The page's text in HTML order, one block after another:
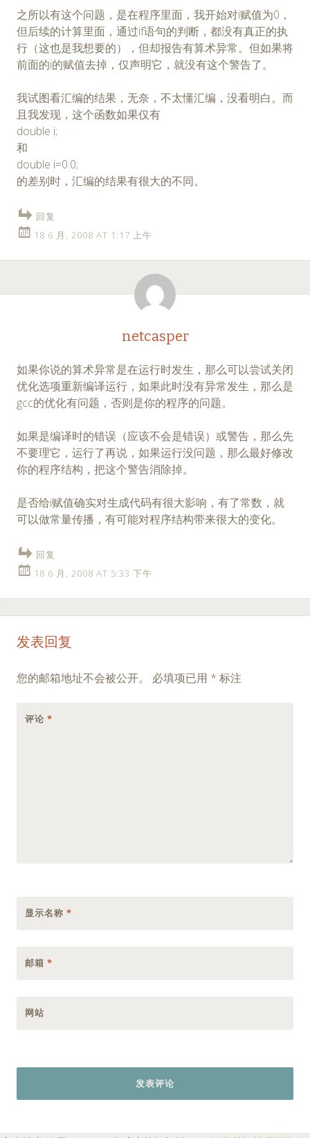
之所以有这个问题，是在程序里面，我开始对i赋值为0，
但后续的计算里面，通过if语句的判断，都没有真正的执
行（这也是我想要的），但却报告有算术异常。但如果将
前面的i的赋值去掉，仅声明它，就没有这个警告了。
我试图看汇编的结果，无奈，不太懂汇编，没看明白。而
且我发现，这个函数如果仅有
double i;
和
double i=0.0;
的差别时，汇编的结果有很大的不同。
回复
18 6 月, 2008 AT 1:17 上午
netcasper
如果你说的算术异常是在运行时发生，那么可以尝试关闭
优化选项重新编译运行，如果此时没有异常发生，那么是
gcc的优化有问题，否则是你的程序的问题。
如果是编译时的错误（应该不会是错误）或警告，那么先
不要理它，运行了再说，如果运行没问题，那么最好修改
你的程序结构，把这个警告消除掉。
是否给i赋值确实对生成代码有很大影响，有了常数，就
可以做常量传播，有可能对程序结构带来很大的变化。
回复
18 6 月, 2008 AT 5:33 下午
发表回复
您的邮箱地址不会被公开。 必填项已用 * 标注
评论 *
显示名称 *
邮箱 *
网站